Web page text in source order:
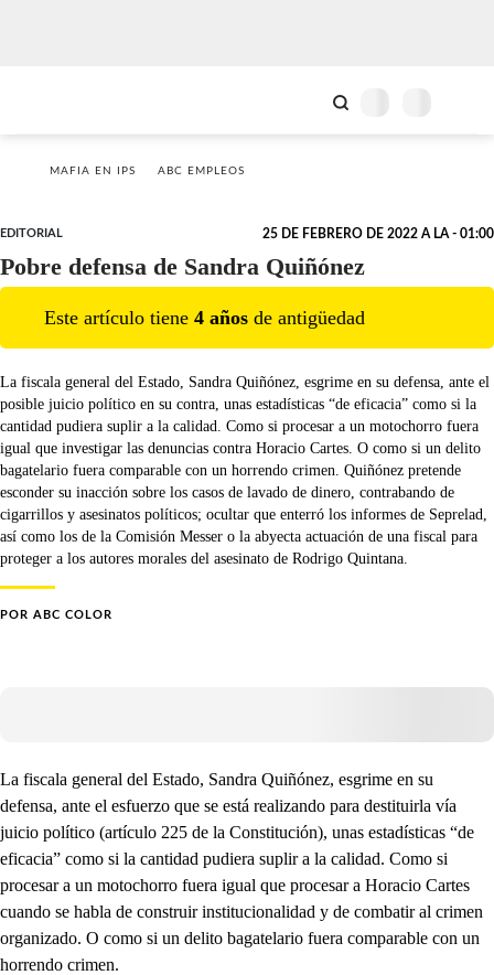
MAFIA EN IPS ABC EMPLEOS
EDITORIAL 25 DE FEBRERO DE 2022 A LA - 01:00
Pobre defensa de Sandra Quiñónez
Este artículo tiene 4 años de antigüedad
La fiscala general del Estado, Sandra Quiñónez, esgrime en su defensa, ante el
posible juicio político en su contra, unas estadísticas “de eficacia” como si la
cantidad pudiera suplir a la calidad. Como si procesar a un motochorro fuera
igual que investigar las denuncias contra Horacio Cartes. O como si un delito
bagatelario fuera comparable con un horrendo crimen. Quiñónez pretende
esconder su inacción sobre los casos de lavado de dinero, contrabando de
cigarrillos y asesinatos políticos; ocultar que enterró los informes de Seprelad,
así como los de la Comisión Messer o la abyecta actuación de una fiscal para
proteger a los autores morales del asesinato de Rodrigo Quintana.
POR ABC COLOR
La fiscala general del Estado, Sandra Quiñónez, esgrime en su
defensa, ante el esfuerzo que se está realizando para destituirla vía
juicio político (artículo 225 de la Constitución), unas estadísticas “de
eficacia” como si la cantidad pudiera suplir a la calidad. Como si
procesar a un motochorro fuera igual que procesar a Horacio Cartes
cuando se habla de construir institucionalidad y de combatir al crimen
organizado. O como si un delito bagatelario fuera comparable con un
horrendo crimen.